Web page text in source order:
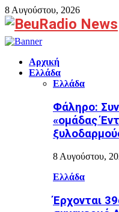
8 Αυγούστου, 2026
Facebook
Αρχική
Ελλάδα
Ελλάδα
Φάληρο:
«ομάδας
8 Αυγούστου,
Ελλάδα
Έρχονται